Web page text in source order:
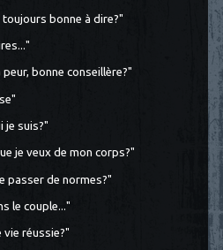
bonne à dire?"
bonne conseillère?"
je suis?"
je veux de mon corps?"
passer de normes?"
le couple..."
vie réussie?"